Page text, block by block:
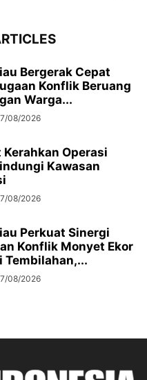
Bergerak Cepat
Konflik Beruang
Warga...
08/2026
Kerahkan Operasi
Kawasan
08/2026
Perkuat Sinergi
Konflik Monyet Ekor
Tembilahan,...
08/2026